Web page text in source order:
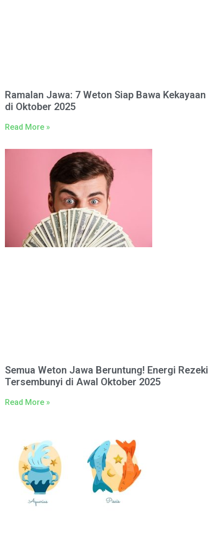
Ramalan Jawa: 7 Weton Siap Bawa Kekayaan
di Oktober 2025
Read More »
Semua Weton Jawa Beruntung! Energi Rezeki
Tersembunyi di Awal Oktober 2025
Read More »